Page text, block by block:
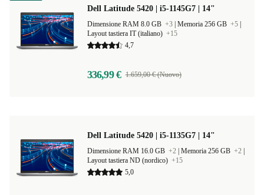
Dell Latitude 5420 | i5-1145G7 | 14"
Dimensione RAM 8.0 GB +3 Memoria 256 GB +5
Layout tastiera IT (italiano) +15
4,7
336,99 € 1.659,00 € (Nuovo)
Dell Latitude 5420 | i5-1135G7 | 14"
Dimensione RAM 16.0 GB +2 Memoria 256 GB +2
Layout tastiera ND (nordico) +15
5,0